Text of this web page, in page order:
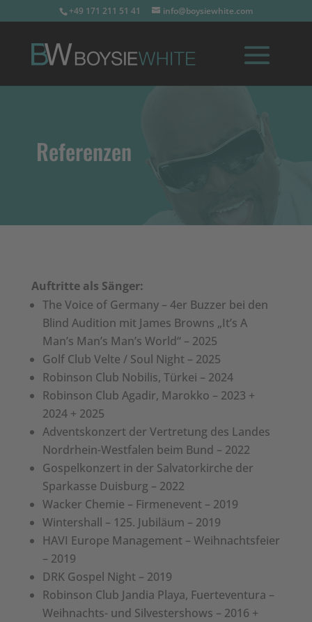
+49 171 211 51 41 info@boysiewhite.com
Referenzen
Auftritte als Sänger:
The Voice of Germany – 4er Buzzer bei den
Blind Audition mit James Browns „It’s A
Man’s Man’s Man’s World“ – 2025
Golf Club Velte / Soul Night – 2025
Robinson Club Nobilis, Türkei – 2024
Robinson Club Agadir, Marokko – 2023 +
2024 + 2025
Adventskonzert der Vertretung des Landes
Nordrhein-Westfalen beim Bund – 2022
Gospelkonzert in der Salvatorkirche der
Sparkasse Duisburg – 2022
Wacker Chemie – Firmenevent – 2019
Wintershall – 125. Jubiläum – 2019
HAVI Europe Management – Weihnachtsfeier
– 2019
DRK Gospel Night – 2019
Robinson Club Jandia Playa, Fuerteventura –
Weihnachts- und Silvestershows – 2016 +